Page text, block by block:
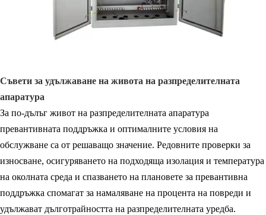
Съвети за удължаване на живота на разпределителната
апаратура
За по-дълъг живот на разпределителната апаратура
превантивната поддръжка и оптималните условия на
обслужване са от решаващо значение. Редовните проверки за
износване, осигуряването на подходяща изолация и температура
на околната среда и спазването на плановете за превантивна
поддръжка спомагат за намаляване на процента на повреди и
удължават дълготрайността на разпределителната уредба.